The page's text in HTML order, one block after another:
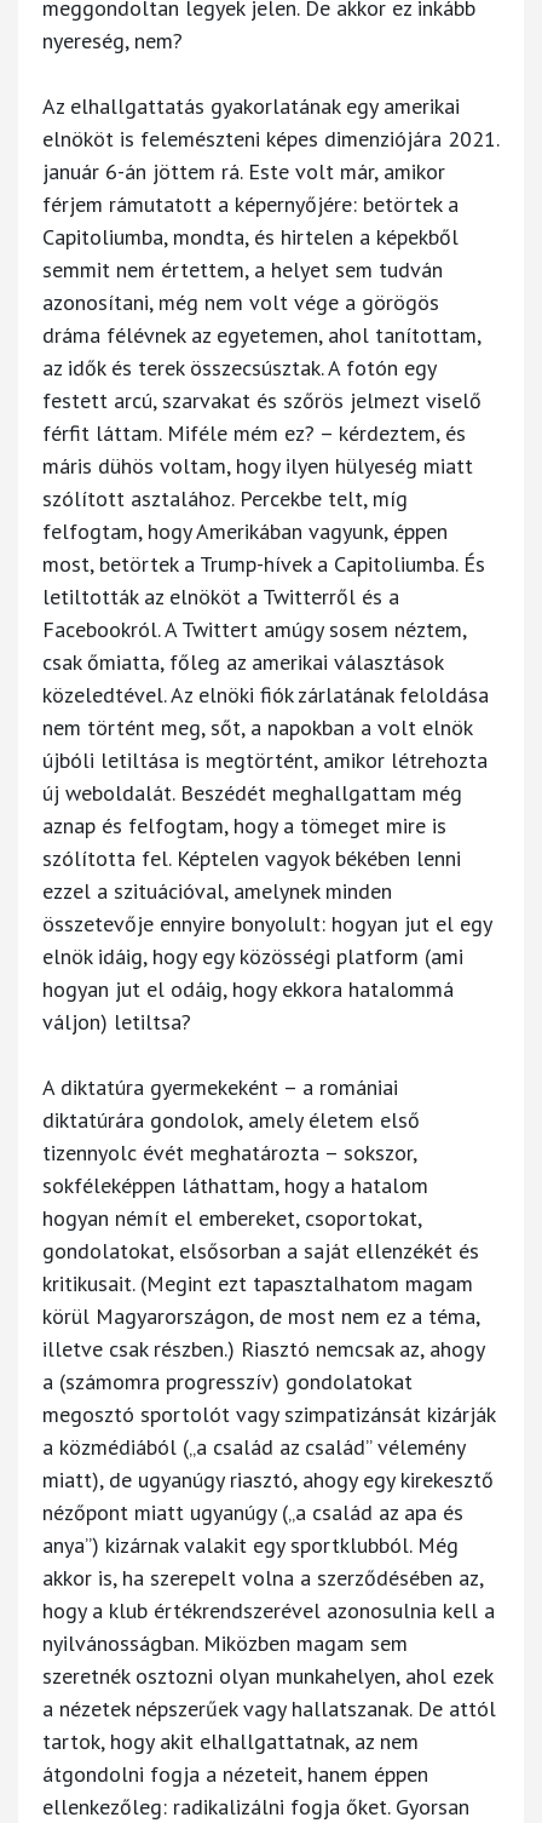
meggondoltan legyek jelen. De akkor ez inkább
nyereség, nem?
Az elhallgattatás gyakorlatának egy amerikai
elnököt is felemészteni képes dimenziójára 2021.
január 6-án jöttem rá. Este volt már, amikor
férjem rámutatott a képernyőjére: betörtek a
Capitoliumba, mondta, és hirtelen a képekből
semmit nem értettem, a helyet sem tudván
azonosítani, még nem volt vége a görögös
dráma félévnek az egyetemen, ahol tanítottam,
az idők és terek összecsúsztak. A fotón egy
festett arcú, szarvakat és szőrös jelmezt viselő
férfit láttam. Miféle mém ez? – kérdeztem, és
máris dühös voltam, hogy ilyen hülyeség miatt
szólított asztalához. Percekbe telt, míg
felfogtam, hogy Amerikában vagyunk, éppen
most, betörtek a Trump-hívek a Capitoliumba. És
letiltották az elnököt a Twitterről és a
Facebookról. A Twittert amúgy sosem néztem,
csak őmiatta, főleg az amerikai választások
közeledtével. Az elnöki fiók zárlatának feloldása
nem történt meg, sőt, a napokban a volt elnök
újbóli letiltása is megtörtént, amikor létrehozta
új weboldalát. Beszédét meghallgattam még
aznap és felfogtam, hogy a tömeget mire is
szólította fel. Képtelen vagyok békében lenni
ezzel a szituációval, amelynek minden
összetevője ennyire bonyolult: hogyan jut el egy
elnök idáig, hogy egy közösségi platform (ami
hogyan jut el odáig, hogy ekkora hatalommá
váljon) letiltsa?
A diktatúra gyermekeként – a romániai
diktatúrára gondolok, amely életem első
tizennyolc évét meghatározta – sokszor,
sokféleképpen láthattam, hogy a hatalom
hogyan némít el embereket, csoportokat,
gondolatokat, elsősorban a saját ellenzékét és
kritikusait. (Megint ezt tapasztalhatom magam
körül Magyarországon, de most nem ez a téma,
illetve csak részben.) Riasztó nemcsak az, ahogy
a (számomra progresszív) gondolatokat
megosztó sportolót vagy szimpatizánsát kizárják
a közmédiából („a család az család” vélemény
miatt), de ugyanúgy riasztó, ahogy egy kirekesztő
nézőpont miatt ugyanúgy („a család az apa és
anya”) kizárnak valakit egy sportklubból. Még
akkor is, ha szerepelt volna a szerződésében az,
hogy a klub értékrendszerével azonosulnia kell a
nyilvánosságban. Miközben magam sem
szeretnék osztozni olyan munkahelyen, ahol ezek
a nézetek népszerűek vagy hallatszanak. De attól
tartok, hogy akit elhallgattatnak, az nem
átgondolni fogja a nézeteit, hanem éppen
ellenkezőleg: radikalizálni fogja őket. Gyorsan